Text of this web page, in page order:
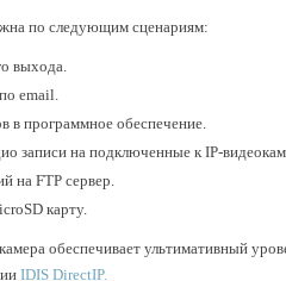
по следующим сценариям:
выхода.
email.
в программное обеспечение.
записи на подключенные к IP-
на FTP сервер.
карту.
обеспечивает ультимативный
IDIS DirectIP.